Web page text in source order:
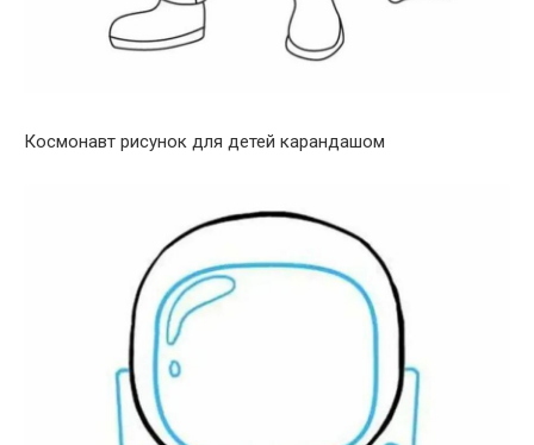
Космонавт рисунок для детей карандашом